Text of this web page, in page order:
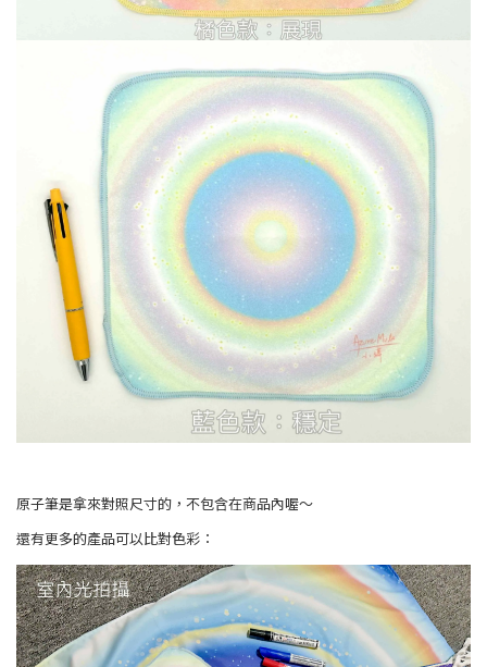
原子筆是拿來對照尺寸的，不包含在商品內喔～
還有更多的產品可以比對色彩：